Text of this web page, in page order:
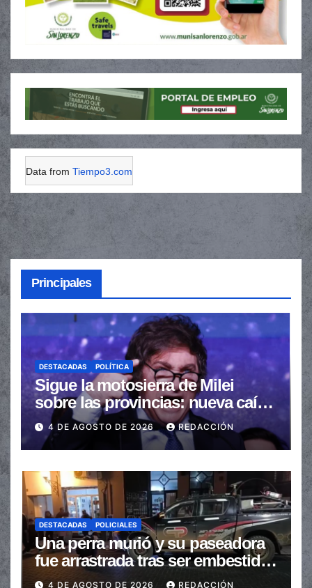
Data from Tiempo3.com
Principales
DESTACADAS POLÍTICA
Sigue la motosierra de Milei
sobre las provincias: nueva caída
de las transferencias no
automáticas
4 DE AGOSTO DE 2026 REDACCIÓN
DESTACADAS POLICIALES
Una perra murió y su paseadora
fue arrastrada tras ser embestidas
en la senda peatonal
4 DE AGOSTO DE 2026 REDACCIÓN